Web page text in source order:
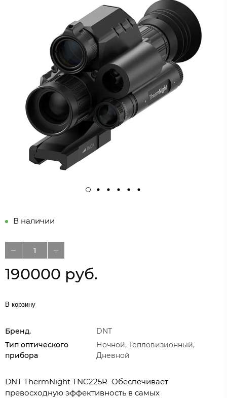
В наличии
190000 руб.
В корзину
Бренд.
DNT
Тип оптического
прибора
Ночной, Тепловизионный,
Дневной
DNT ThermNight TNC225R Обеспечивает
превосходную эффективность в самых